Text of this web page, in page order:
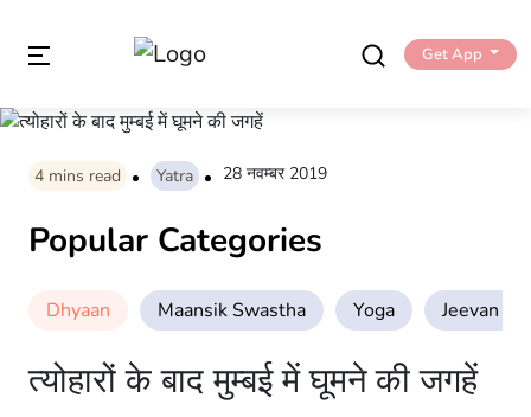
Get App
4 mins read Yatra 28 नवम्बर 2019
Popular Categories
Dhyaan Maansik Swastha Yoga Jeevan
त्योहारों के बाद मुम्बई में घूमने की जगहें